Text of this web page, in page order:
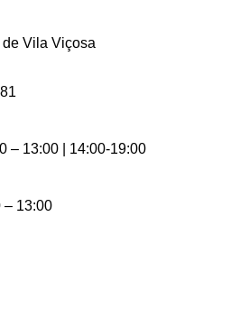
Vila Viçosa
– 13:00 | 14:00-19:00
– 13:00